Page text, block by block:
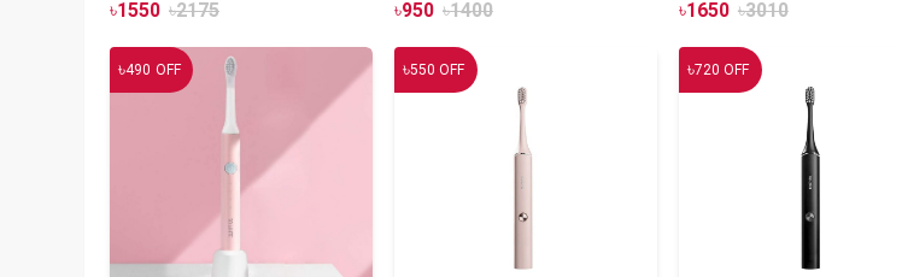
৳1550 ৳2175 ৳950 ৳1400 ৳1650 ৳3010
৳490 OFF ৳550 OFF ৳720 OFF